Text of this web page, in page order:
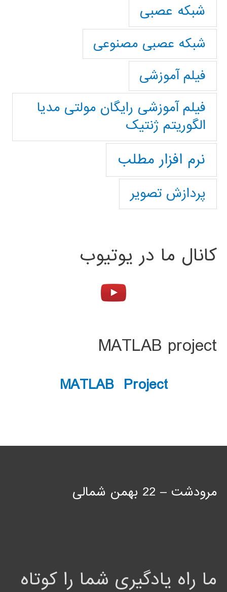
شبکه عصبی
شبکه عصبی مصنوعی
فیلم آموزشی
فیلم آموزشی رایگان مولتی مدیا
الگوریتم ژنتیک
نرم افزار مطلب
پردازش تصویر
کانال ما در یوتیوب
MATLAB project
MATLAB Project
مرودشت – 22 بهمن شمالی
ما راه یادگیری شما را کوتاه